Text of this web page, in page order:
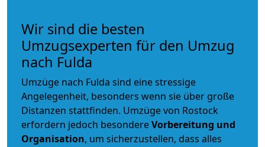
Wir sind die besten
Umzugsexperten für den Umzug
nach Fulda
Umzüge nach Fulda sind eine stressige
Angelegenheit, besonders wenn sie über große
Distanzen stattfinden. Umzüge von Rostock
erfordern jedoch besondereVorbereitung und
Organisation, um sicherzustellen, dass alles